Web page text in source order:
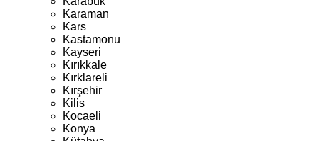
Karaman
Kars
Kastamonu
Kayseri
Kırıkkale
Kırklareli
Kırşehir
Kilis
Kocaeli
Konya